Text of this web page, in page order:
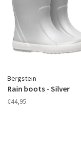
Bergstein
Rain boots - Silver
€44,95